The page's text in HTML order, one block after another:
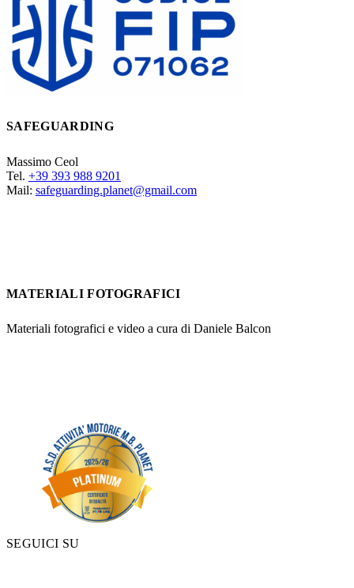
SAFEGUARDING
Massimo Ceol
Tel. +39 393 988 9201
Mail: safeguarding.planet@gmail.com
MATERIALI FOTOGRAFICI
Materiali fotografici e video a cura di Daniele Balcon
SEGUICI SU